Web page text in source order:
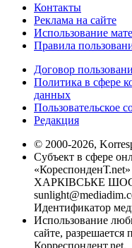
Контакты
Реклама на сайте
Использование
Правила
Договор
Политика в сфере
данных
Пользовательское
Редакция
© 2000-2026,
Субъект в сфере
ХАРКІВСЬКЕ ШОСЕ,
Идентификатор
Использование
сайте,
Корреспондент.net.